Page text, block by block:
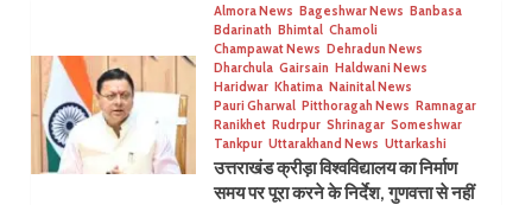
Almora News Bageshwar News Banbasa
Bdarinath Bhimtal Chamoli
Champawat News Dehradun News
Dharchula Gairsain Haldwani News
Haridwar Khatima Nainital News
Pauri Gharwal Pitthoragah News Ramnagar
Ranikhet Rudrpur Shrinagar Someshwar
Tankpur Uttarakhand News Uttarkashi
उत्तराखंड क्रीड़ा विश्वविद्यालय का निर्माण
समय पर पूरा करने के निर्देश, गुणवत्ता से नहीं